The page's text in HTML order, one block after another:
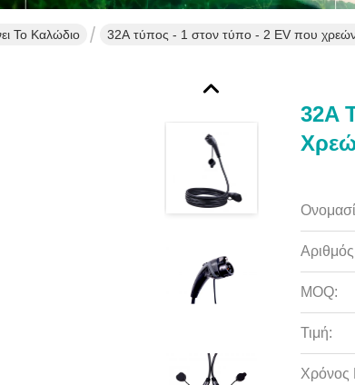
Το Καλώδιο 32A τύπος - 1 στον τύπο - 2 EV που
32A
MOQ:
Τιμή:
Χρόνος